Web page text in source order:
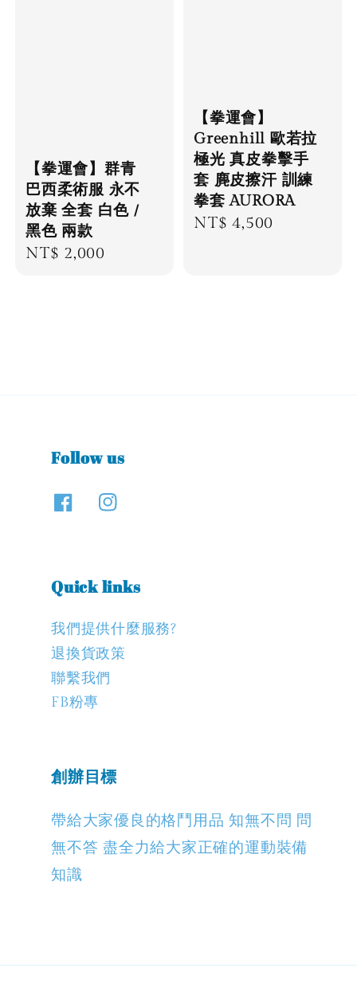
【拳運會】群青
巴西柔術服 永不
放棄 全套 白色 /
黑色 兩款
Regular
NT$ 2,000
【拳運會】
Greenhill 歐若拉
極光 真皮拳擊手
套 麂皮擦汗 訓練
拳套 AURORA
Regular
NT$ 4,500
Follow us
Quick links
我們提供什麼服務?
退換貨政策
聯繫我們
FB粉專
創辦目標
帶給大家優良的格鬥用品 知無不問 問
無不答 盡全力給大家正確的運動裝備
知識